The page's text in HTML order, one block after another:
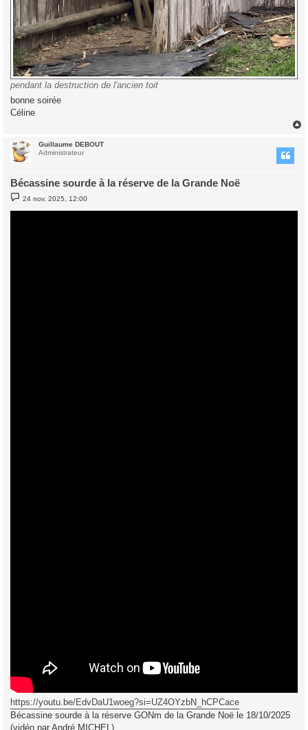
pendant la destruction de l'ancien toit
bonne soirée
Céline
Guillaume DEBOUT
Administrateur
Bécassine sourde à la réserve de la Grande Noë
M
e
s
24 nov. 2025, 12:00
https://youtu.be/EdvDaU1woeg?si=UZ4OYzbN_hCPCace
Bécassine sourde à la réserve GONm de la Grande Noë le 18/10/2025
(vidéo par André MICHEL)